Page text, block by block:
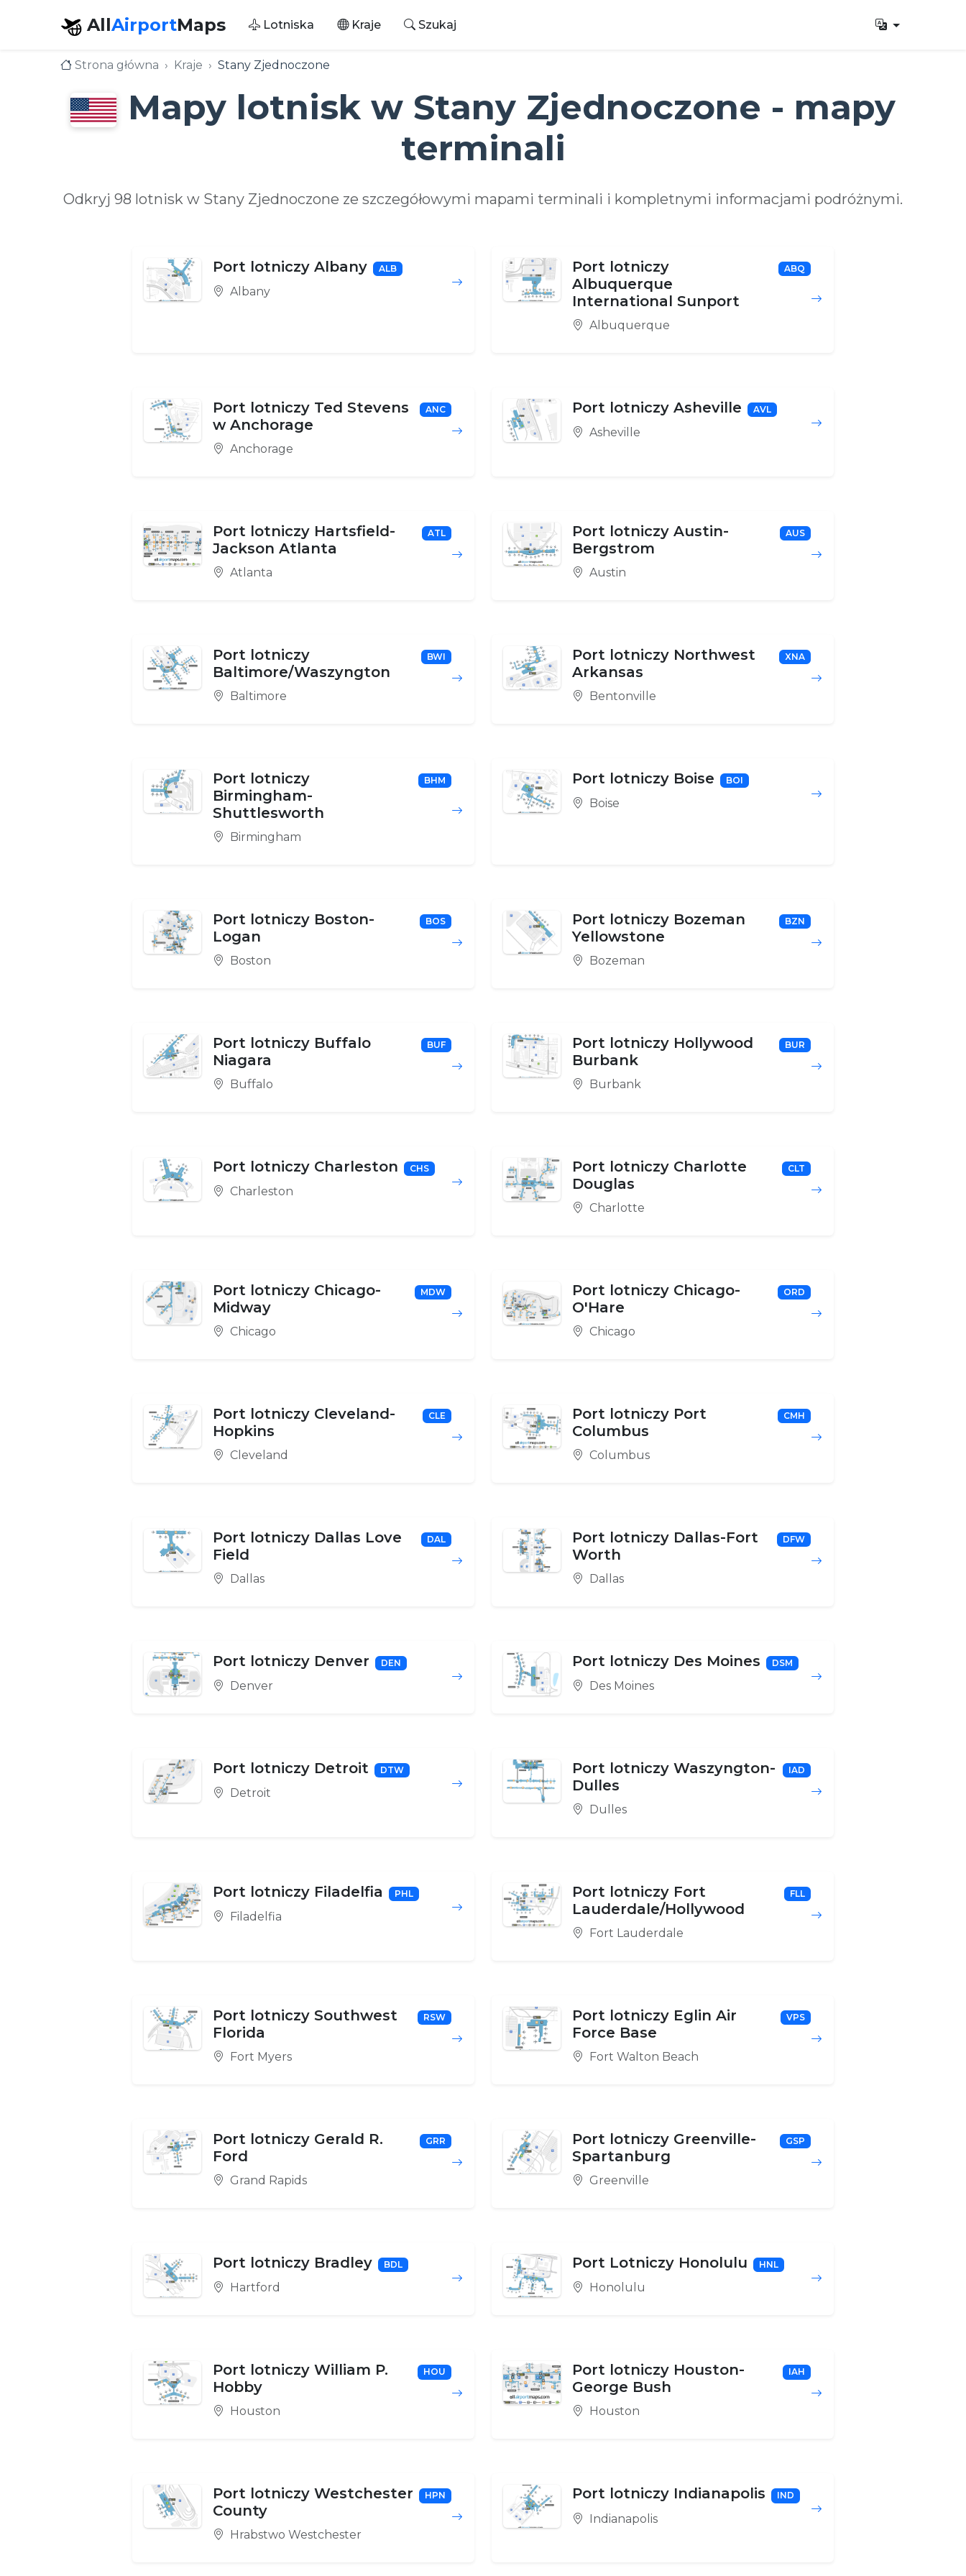
AllAirportMaps Lotniska Kraje Szukaj
Strona główna Kraje Stany Zjednoczone
Mapy lotnisk w Stany Zjednoczone - mapy
terminali
Odkryj 98 lotnisk w Stany Zjednoczone ze szczegółowymi mapami terminali i kompletnymi informacjami podróżnymi.
Port lotniczy Albany ALB
Albany
Port lotniczy
Albuquerque
International Sunport
ABQ
Albuquerque
Port lotniczy Ted Stevens
w Anchorage
ANC
Anchorage
Port lotniczy Asheville AVL
Asheville
Port lotniczy Hartsfield-
Jackson Atlanta
ATL
Atlanta
Port lotniczy Austin-
Bergstrom
AUS
Austin
Port lotniczy
Baltimore/Waszyngton
BWI
Baltimore
Port lotniczy Northwest
Arkansas
XNA
Bentonville
Port lotniczy
Birmingham-
Shuttlesworth
BHM
Birmingham
Port lotniczy Boise BOI
Boise
Port lotniczy Boston-
Logan
BOS
Boston
Port lotniczy Bozeman
Yellowstone
BZN
Bozeman
Port lotniczy Buffalo
Niagara
BUF
Buffalo
Port lotniczy Hollywood
Burbank
BUR
Burbank
Port lotniczy Charleston CHS
Charleston
Port lotniczy Charlotte
Douglas
CLT
Charlotte
Port lotniczy Chicago-
Midway
MDW
Chicago
Port lotniczy Chicago-
O'Hare
ORD
Chicago
Port lotniczy Cleveland-
Hopkins
CLE
Cleveland
Port lotniczy Port
Columbus
CMH
Columbus
Port lotniczy Dallas Love
Field
DAL
Dallas
Port lotniczy Dallas-Fort
Worth
DFW
Dallas
Port lotniczy Denver DEN
Denver
Port lotniczy Des Moines DSM
Des Moines
Port lotniczy Detroit DTW
Detroit
Port lotniczy Waszyngton-
Dulles
IAD
Dulles
Port lotniczy Filadelfia PHL
Filadelfia
Port lotniczy Fort
Lauderdale/Hollywood
FLL
Fort Lauderdale
Port lotniczy Southwest
Florida
RSW
Fort Myers
Port lotniczy Eglin Air
Force Base
VPS
Fort Walton Beach
Port lotniczy Gerald R.
Ford
GRR
Grand Rapids
Port lotniczy Greenville-
Spartanburg
GSP
Greenville
Port lotniczy Bradley BDL
Hartford
Port Lotniczy Honolulu HNL
Honolulu
Port lotniczy William P.
Hobby
HOU
Houston
Port lotniczy Houston-
George Bush
IAH
Houston
Port lotniczy Westchester
County
HPN
Hrabstwo Westchester
Port lotniczy Indianapolis IND
Indianapolis